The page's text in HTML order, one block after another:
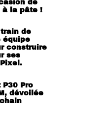
de
à la pâte !
de
équipe
construire
ses
Pro
dévoilée